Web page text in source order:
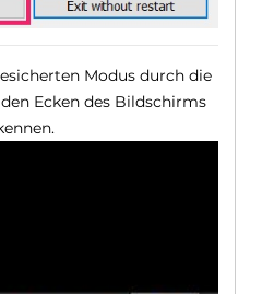
Modus durch die
Ecken des Bildschirms